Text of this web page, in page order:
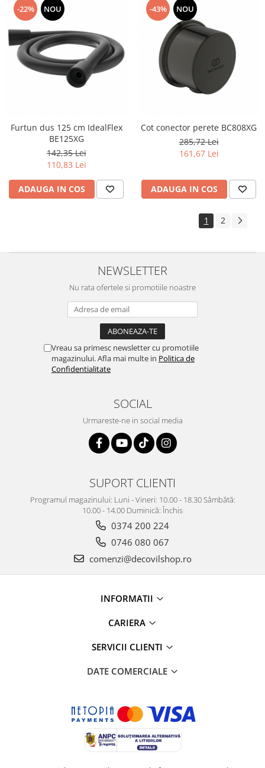
-22% NOU
Furtun dus 125 cm IdealFlex
BE125XG
142,35 Lei
110,83 Lei
ADAUGA IN COS
-43% NOU
Cot conector perete BC808XG
285,72 Lei
161,67 Lei
ADAUGA IN COS
1 2
NEWSLETTER
Nu rata ofertele si promotiile noastre
Vreau sa primesc newsletter cu promotiile
magazinului. Afla mai multe in Politica de
Confidentialitate
SOCIAL
Urmareste-ne in social media
SUPORT CLIENTI
Programul magazinului: Luni - Vineri: 10.00 - 18.30 Sâmbătă:
10.00 - 14.00 Duminică: Închis
0374 200 224
0746 080 067
comenzi@decovilshop.ro
INFORMATII
CARIERA
SERVICII CLIENTI
DATE COMERCIALE